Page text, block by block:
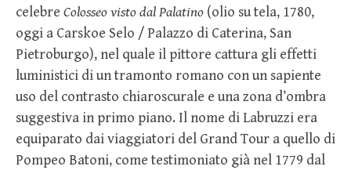
celebre Colosseo visto dal Palatino (olio su tela, 1780,
oggi a Carskoe Selo / Palazzo di Caterina, San
Pietroburgo), nel quale il pittore cattura gli effetti
luministici di un tramonto romano con un sapiente
uso del contrasto chiaroscurale e una zona d’ombra
suggestiva in primo piano. Il nome di Labruzzi era
equiparato dai viaggiatori del Grand Tour a quello di
Pompeo Batoni, come testimoniato già nel 1779 dal